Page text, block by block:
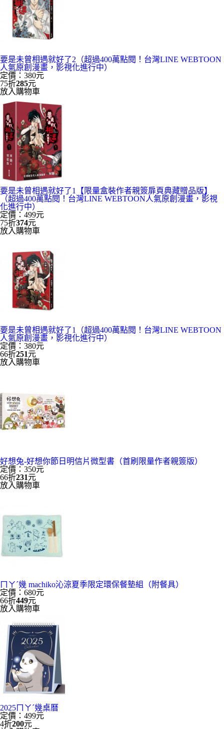
要是未曾相遇就好了2（超過400萬點閱！台灣LINE WEBTOON
人氣原創漫畫，影視化進行中）
定價：380元
75折285元
放入購物車
要是未曾相遇就好了1【限量盒裝作者親簽扉頁典藏贈品版】
（超過400萬點閱！台灣LINE WEBTOON人氣原創漫畫，影視
化進行中）
定價：499元
75折374元
放入購物車
要是未曾相遇就好了1（超過400萬點閱！台灣LINE WEBTOON
人氣原創漫畫，影視化進行中）
定價：380元
66折251元
放入購物車
好想兔-好想你節日明信片微型書（首刷限量作者親簽版）
定價：350元
66折231元
放入購物車
ㄇㄚˊ幾 machiko沁涼夏季限定環保餐墊組（附餐具）
定價：680元
66折449元
放入購物車
2025ㄇㄚˊ幾桌曆
定價：499元
4折200元